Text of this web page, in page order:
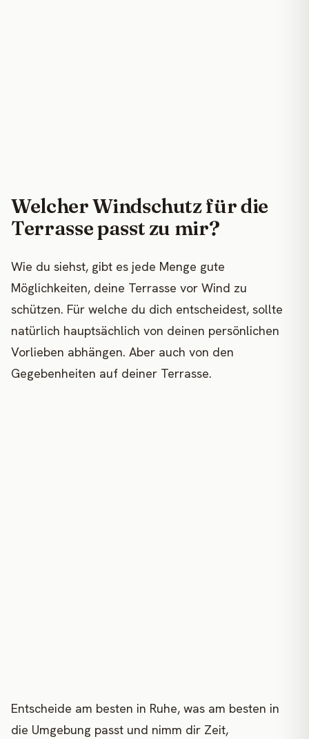
Welcher Windschutz für die
Terrasse passt zu mir?
Wie du siehst, gibt es jede Menge gute
Möglichkeiten, deine Terrasse vor Wind zu
schützen. Für welche du dich entscheidest, sollte
natürlich hauptsächlich von deinen persönlichen
Vorlieben abhängen. Aber auch von den
Gegebenheiten auf deiner Terrasse.
Entscheide am besten in Ruhe, was am besten in
die Umgebung passt und nimm dir Zeit,